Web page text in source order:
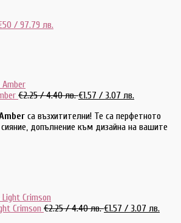
50 / 97.79 лв.
€2.25/ 4.40 лв.€1.57 / 3.07 лв.
са възхитителни! Те са перфетното
допълнение към дизайна на вашите
Crimson €2.25/ 4.40 лв.€1.57 / 3.07 лв.